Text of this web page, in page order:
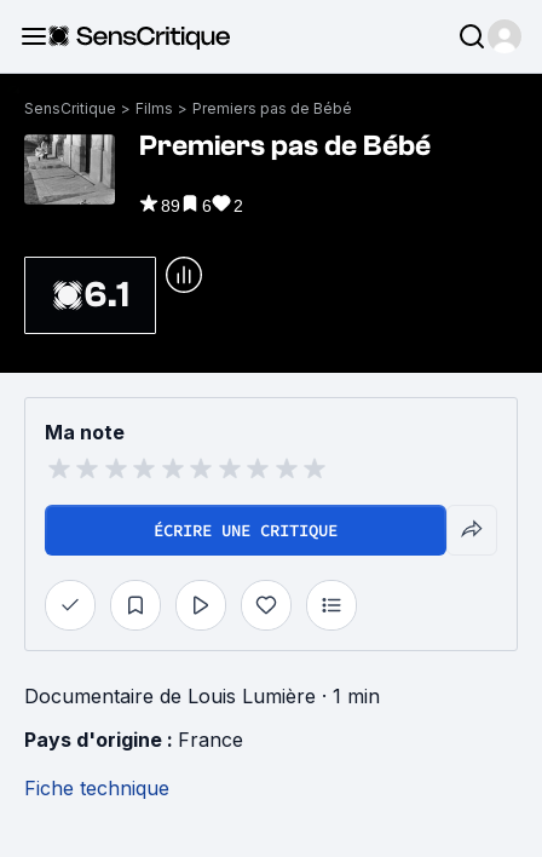
SensCritique > Films > Premiers pas de Bébé
Premiers pas de Bébé
89 6 2
6.1
Ma note
ÉCRIRE UNE CRITIQUE
Documentaire de Louis Lumière · 1 min
Pays d'origine : France
Fiche technique